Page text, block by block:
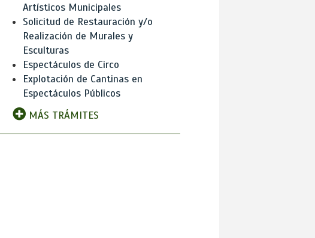
Artísticos Municipales
Solicitud de Restauración y/o
Realización de Murales y
Esculturas
Espectáculos de Circo
Explotación de Cantinas en
Espectáculos Públicos
MÁS TRÁMITES